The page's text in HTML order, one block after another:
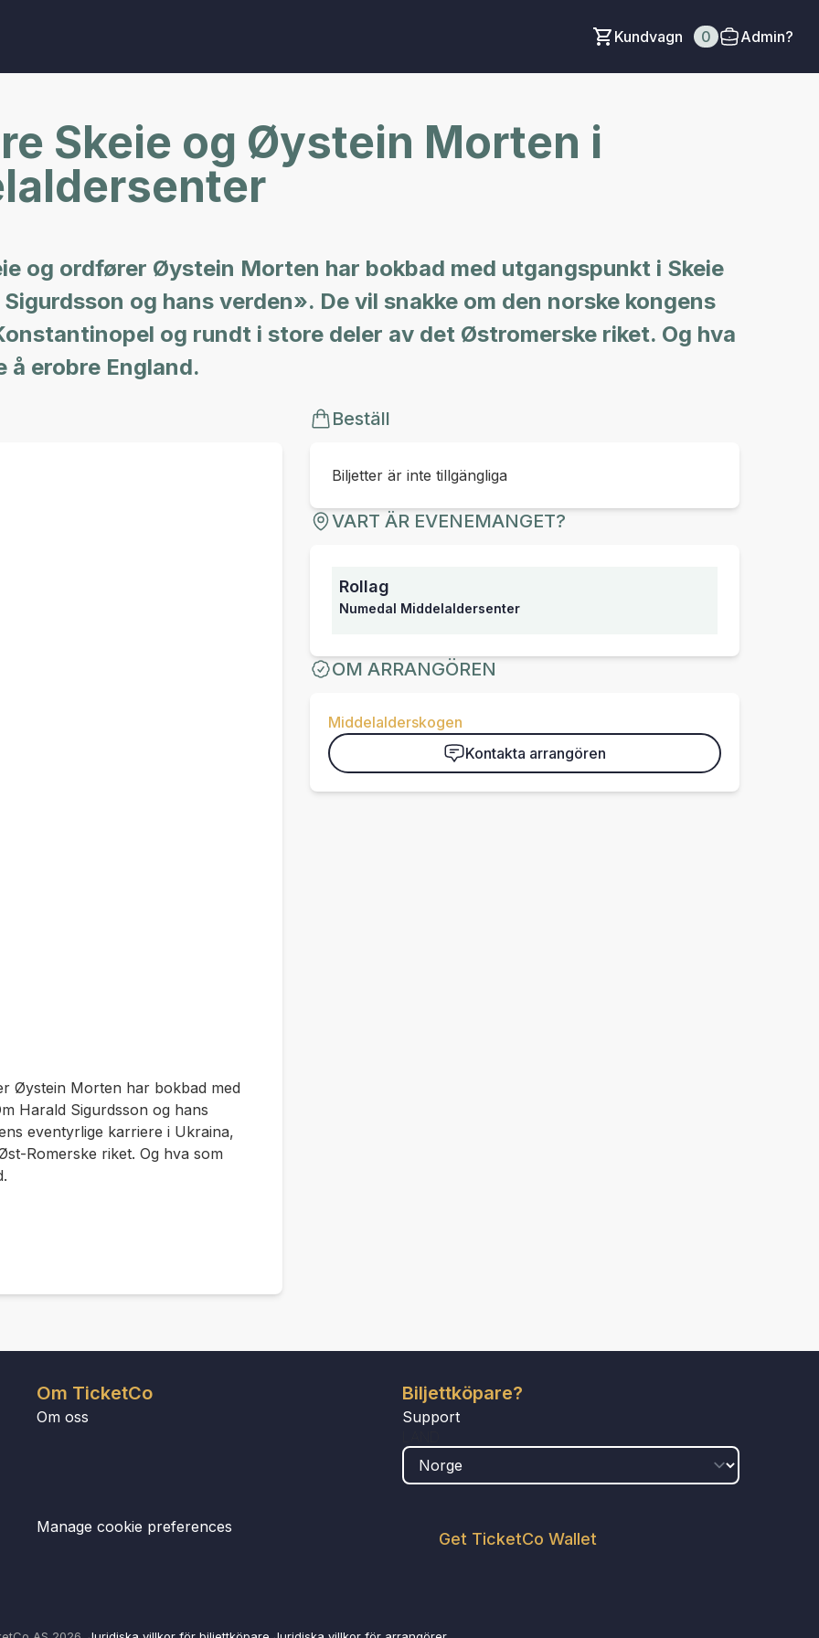
Kundvagn 0 Admin?
Skeie og Øystein Morten i
og ordfører Øystein Morten har bokbad med utgangspunkt i Skeie
og hans verden». De vil snakke om den norske kongens
og rundt i store deler av det Østromerske riket. Og hva
å erobre England.
Øystein Morten har bokbad med
Harald Sigurdsson og hans
eventyrlige karriere i Ukraina,
Romerske riket. Og hva som
Beställ
Biljetter är inte tillgängliga
VART ÄR EVENEMANGET?
Rollag
Numedal Middelaldersenter
OM ARRANGÖREN
Middelalderskogen
Kontakta arrangören
Om TicketCo
Om oss
Manage cookie preferences
Biljettköpare?
Support
Get TicketCo Wallet